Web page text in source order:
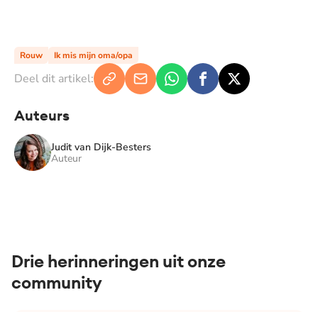
Rouw
Ik mis mijn oma/opa
Deel dit artikel:
Auteurs
Judit van Dijk-Besters
Auteur
Drie herinneringen uit onze
community